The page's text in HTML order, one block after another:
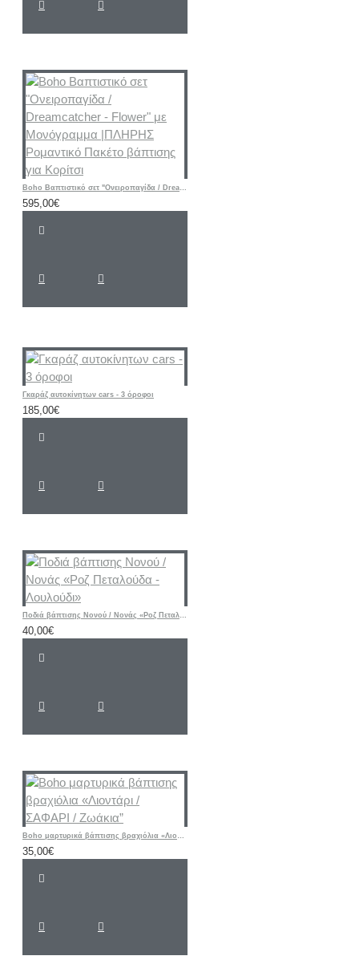
Boho Βαπτιστικό σετ "Ονειροπαγίδα / Dreamcatcher - Flower" με Μονόγραμμα |ΠΛΗΡΗΣ Ρομαντικό Πακέτο βάπτισης για Κορίτσι
595,00€
Γκαράζ αυτοκίνητων cars - 3 όροφοι
185,00€
Ποδιά βάπτισης Νονού / Νονάς «Ροζ Πεταλούδα - Λουλούδι»
40,00€
Boho μαρτυρικά βάπτισης βραχιόλια «Λιοντάρι / ΣΑΦΑΡΙ / Ζωάκια”
35,00€